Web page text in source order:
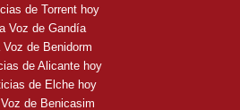
de Torrent hoy
La Voz de Gandía
Voz de Benidorm
de Alicante hoy
de Elche hoy
Voz de Benicasim